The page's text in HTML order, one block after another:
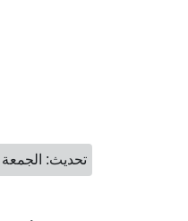
تحديث: الجمعة 07 أغسطس 2026, 04:55 ص ، الرباط - الجمعة 07 أغسطس 2026, 06:55 ص ، الكويت